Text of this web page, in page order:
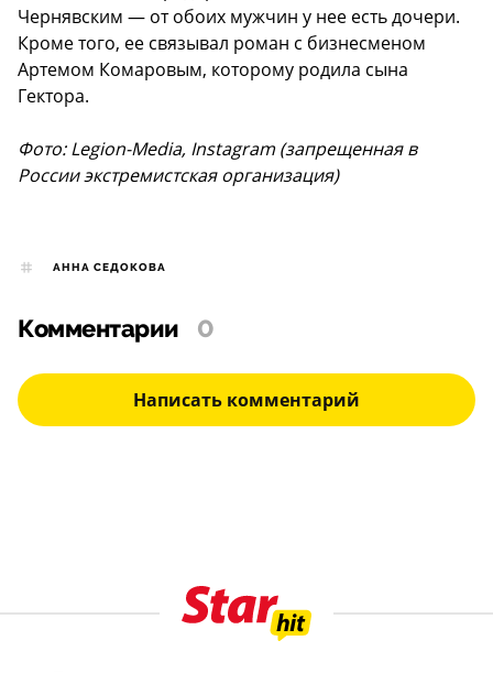
Чернявским — от обоих мужчин у нее есть дочери.
Кроме того, ее связывал роман с бизнесменом
Артемом Комаровым, которому родила сына
Гектора.
Фото: Legion-Media, Instagram (запрещенная в
России экстремистская организация)
АННА СЕДОКОВА
Комментарии 0
Написать комментарий